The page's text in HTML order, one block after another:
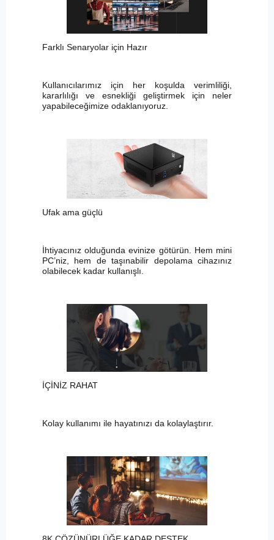
Farklı Senaryolar için Hazır
Kullanıcılarımız için her koşulda verimliliği,
kararlılığı ve esnekliği geliştirmek için neler
yapabileceğimize odaklanıyoruz.
Ufak ama güçlü
İhtiyacınız olduğunda evinize götürün. Hem mini
PC’niz, hem de taşınabilir depolama cihazınız
olabilecek kadar kullanışlı.
İÇİNİZ RAHAT
Kolay kullanımı ile hayatınızı da kolaylaştırır.